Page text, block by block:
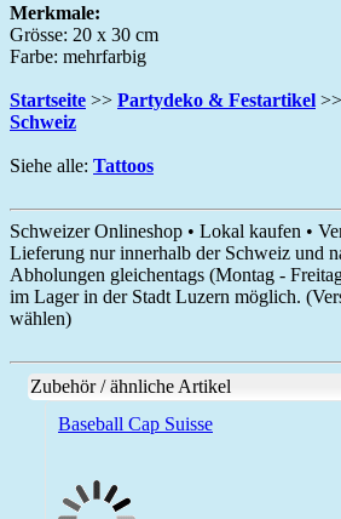
Merkmale:
Grösse: 20 x 30 cm
Farbe: mehrfarbig
Startseite >> Partydeko & Festartikel >>
Schweiz
Siehe alle: Tattoos
Schweizer Onlineshop • Lokal kaufen •
Lieferung nur innerhalb der Schweiz und
Abholungen gleichentags (Montag -
im Lager in der Stadt Luzern möglich.
wählen)
Zubehör / ähnliche Artikel
Baseball Cap Suisse